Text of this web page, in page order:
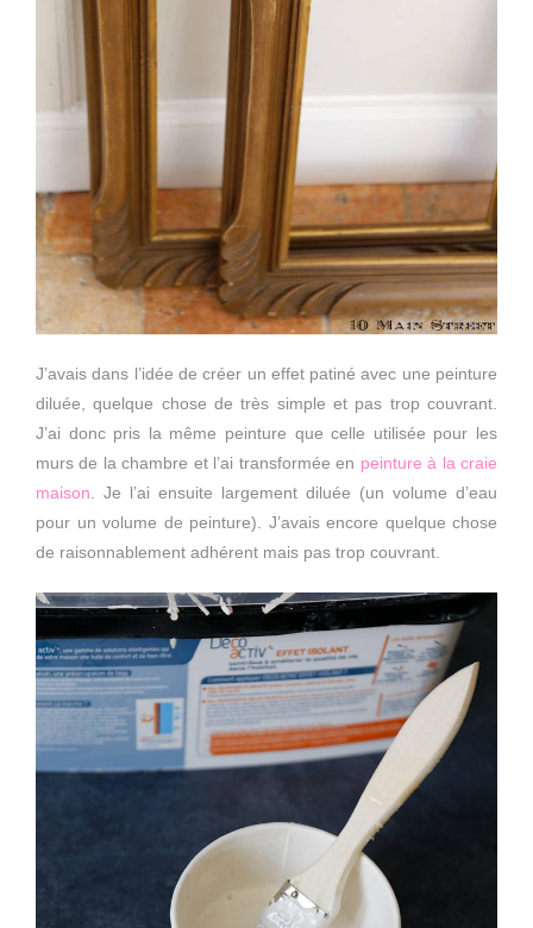
J’avais dans l’idée de créer un effet patiné avec une peinture
diluée, quelque chose de très simple et pas trop couvrant.
J’ai donc pris la même peinture que celle utilisée pour les
murs de la chambre et l’ai transformée en peinture à la craie
maison. Je l’ai ensuite largement diluée (un volume d’eau
pour un volume de peinture). J’avais encore quelque chose
de raisonnablement adhérent mais pas trop couvrant.